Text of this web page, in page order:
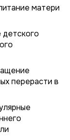
матери
перерасти в